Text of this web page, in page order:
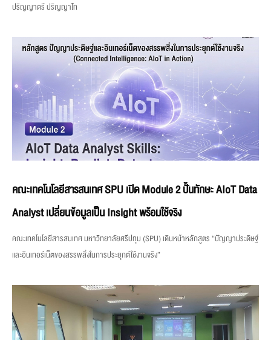
ปริญญาตรี ปริญญาโท
คณะเทคโนโลยีสารสนเทศ SPU เปิด Module 2 ปั้นทักษะ AIoT Data
Analyst เปลี่ยนข้อมูลเป็น Insight พร้อมใช้จริง
คณะเทคโนโลยีสารสนเทศ มหาวิทยาลัยศรีปทุม (SPU) เดินหน้าหลักสูตร “ปัญญาประดิษฐ์
และอินเทอร์เน็ตของสรรพสิ่งในการประยุกต์ใช้งานจริง”